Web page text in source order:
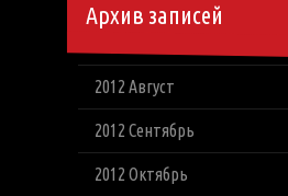
Архив записей
2012 Август
2012 Сентябрь
2012 Октябрь